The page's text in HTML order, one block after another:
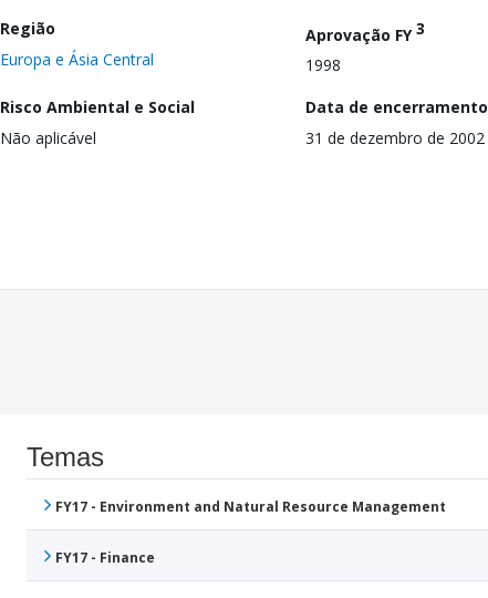
Região
Europa e Ásia Central
Aprovação FY3
1998
Risco Ambiental e Social
Não aplicável
Data de encerramento
31 de dezembro de 2002
Temas
FY17 - Environment and Natural Resource Management
FY17 - Finance